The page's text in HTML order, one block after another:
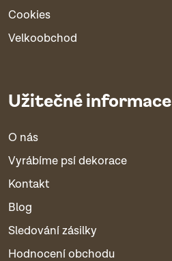
Cookies
Velkoobchod
Užitečné informace
O nás
Vyrábíme psí dekorace
Kontakt
Blog
Sledování zásilky
Hodnocení obchodu